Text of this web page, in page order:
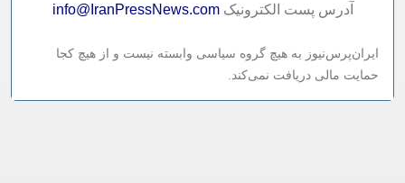
آدرس پست الکترونيکinfo@IranPressNews.com
ایران‌پرس‌نیوز به هیچ گروه سیاسی وابسته نیست و از هیچ کجا
حمایت مالی دریافت نمی‌کند.